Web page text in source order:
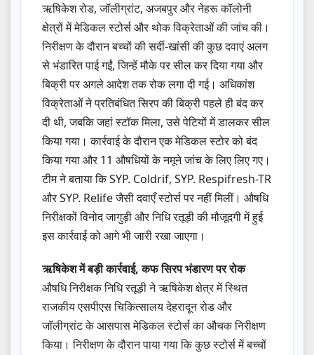
ऋषिकेश रोड, जॉलीग्रांट, अजबपुर और नेहरू कॉलोनी
क्षेत्रों में मेडिकल स्टोर्स और थोक विक्रेताओं की जांच की।
निरीक्षण के दौरान बच्चों की सर्दी-खांसी की कुछ दवाएं अलग
से भंडारित पाई गईं, जिन्हें मौके पर सील कर दिया गया और
बिक्री पर अगले आदेश तक रोक लगा दी गई। अधिकांश
विक्रेताओं ने प्रतिबंधित सिरप की बिक्री पहले ही बंद कर
दी थी, जबकि जहां स्टॉक मिला, उसे पेटियों में डालकर सील
किया गया। कार्रवाई के दौरान एक मेडिकल स्टोर को बंद
किया गया और 11 औषधियों के नमूने जांच के लिए लिए गए।
टीम ने बताया कि SYP. Coldrif, SYP. Respifresh-TR
और SYP. Relife जैसी दवाएँ स्टोर्स पर नहीं मिलीं। औषधि
निरीक्षकों विनोद जागुड़ी और निधि रतूड़ी की मौजूदगी में हुई
इस कार्रवाई को आगे भी जारी रखा जाएगा।
ऋषिकेश में बड़ी कार्रवाई, कफ सिरप भंडारण पर रोक
औषधि निरीक्षक निधि रतूड़ी ने ऋषिकेश क्षेत्र में स्थित
राजकीय एसपीएस चिकित्सालय देहरादून रोड और
जॉलीग्रांट के आसपास मेडिकल स्टोर्स का औचक निरीक्षण
किया। निरीक्षण के दौरान पाया गया कि कुछ स्टोर्स में बच्चों